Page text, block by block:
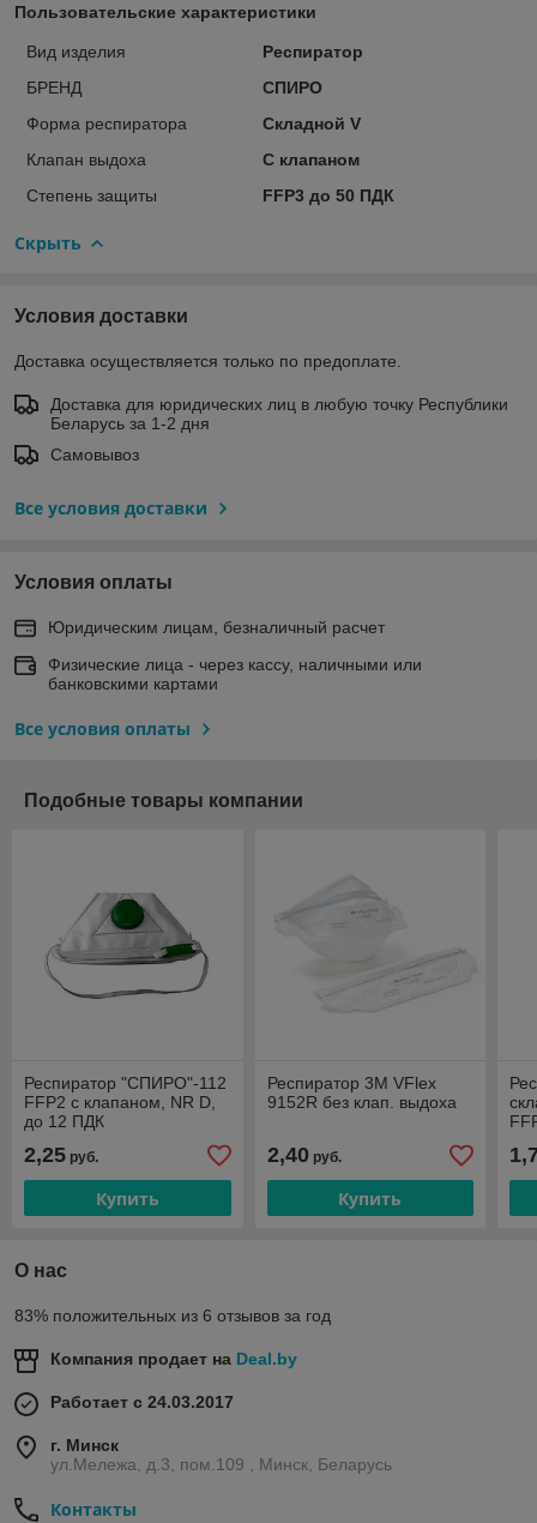
Пользовательские характеристики
Вид изделия
Респиратор
БРЕНД
СПИРО
Форма респиратора
Складной V
Клапан выдоха
С клапаном
Степень защиты
FFP3 до 50 ПДК
Скрыть
Условия доставки
Доставка осуществляется только по предоплате.
Доставка для юридических лиц в любую точку Республики
Беларусь за 1-2 дня
Самовывоз
Все условия доставки
Условия оплаты
Юридическим лицам, безналичный расчет
Физические лица - через кассу, наличными или
банковскими картами
Все условия оплаты
Подобные товары компании
Респиратор "СПИРО"-112
FFP2 с клапаном, NR D,
до 12 ПДК
2,25 руб.
Купить
Респиратор 3М VFlex
9152R без клап. выдоха
2,40руб.
Купить
О нас
83% положительных из 6 отзывов за год
Компания продает на Deal.by
Работает с 24.03.2017
г. Минск
ул.Мележа, д.3, пом.109 , Минск, Беларусь
Контакты